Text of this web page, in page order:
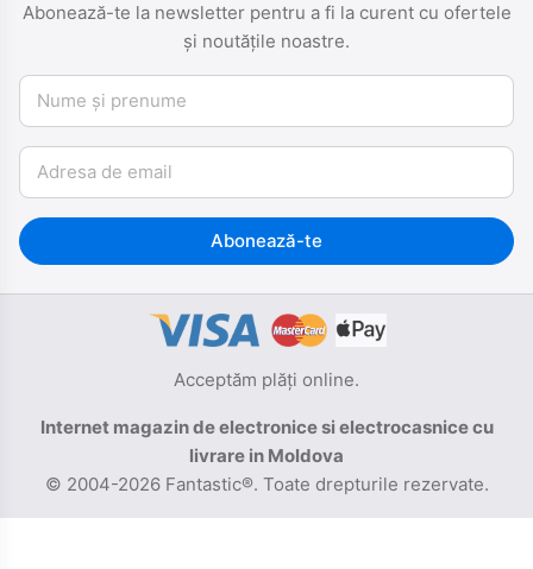
Abonează-te la newsletter pentru a fi la curent cu ofertele
și noutățile noastre.
Nume și prenume
Email
Abonează-te
Acceptăm plăți online.
Internet magazin de electronice si electrocasnice cu
livrare in Moldova
© 2004-2026 Fantastic®. Toate drepturile rezervate.